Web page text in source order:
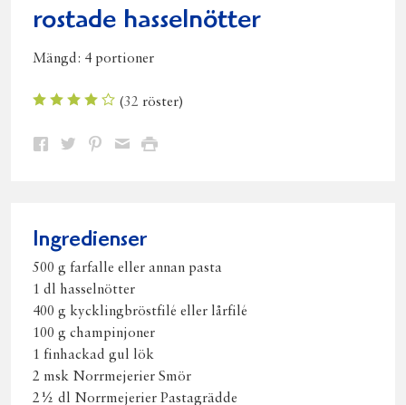
rostade hasselnötter
Mängd: 4 portioner
(32 röster)
Dela Dela Dela DelaSkriv
Ingredienser
500 g farfalle eller annan pasta
1 dl hasselnötter
400 g kycklingbröstfilé eller lårfilé
100 g champinjoner
1 finhackad gul lök
2 msk Norrmejerier Smör
2½ dl Norrmejerier Pastagrädde